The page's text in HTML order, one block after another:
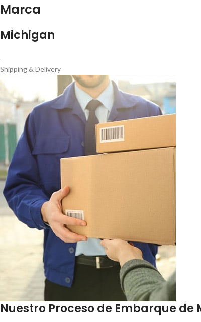
Marca
Michigan
Shipping & Delivery
Nuestro Proceso de Embarque de